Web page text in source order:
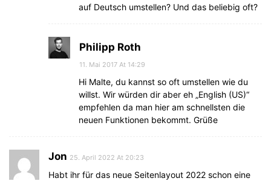
auf Deutsch umstellen? Und das beliebig oft?
Philipp Roth
11. Mai 2017 At 14:29
Hi Malte, du kannst so oft umstellen wie du
willst. Wir würden dir aber eh „English (US)“
empfehlen da man hier am schnellsten die
neuen Funktionen bekommt. Grüße
Jon 25. April 2022 At 20:23
Habt ihr für das neue Seitenlayout 2022 schon eine